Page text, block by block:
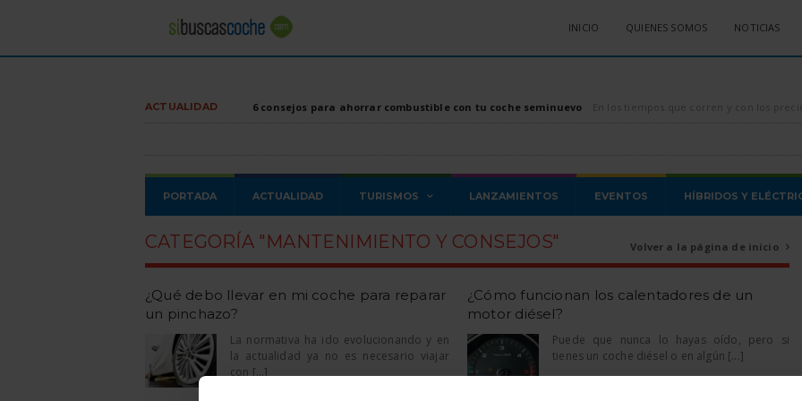
INICIO QUIENES SOMOS NOTICIAS
ACTUALIDAD 6 consejos para ahorrar combustible con tu coche seminuevo En los tiempos que corren y con los precios de los combustibles, tanto diésel como
PORTADA ACTUALIDAD TURISMOS LANZAMIENTOS EVENTOS HÍBRIDOS Y
CATEGORÍA "MANTENIMIENTO Y CONSEJOS" Volver a la página de inicio 
¿Qué debo llevar en mi coche para reparar
un pinchazo?
La normativa ha ido evolucionando y en
la actualidad ya no es necesario viajar
con [...]
¿Cómo funcionan los calentadores de un
motor diésel?
Puede que nunca lo hayas oído, pero si
tienes un coche diésel o en algún [...]